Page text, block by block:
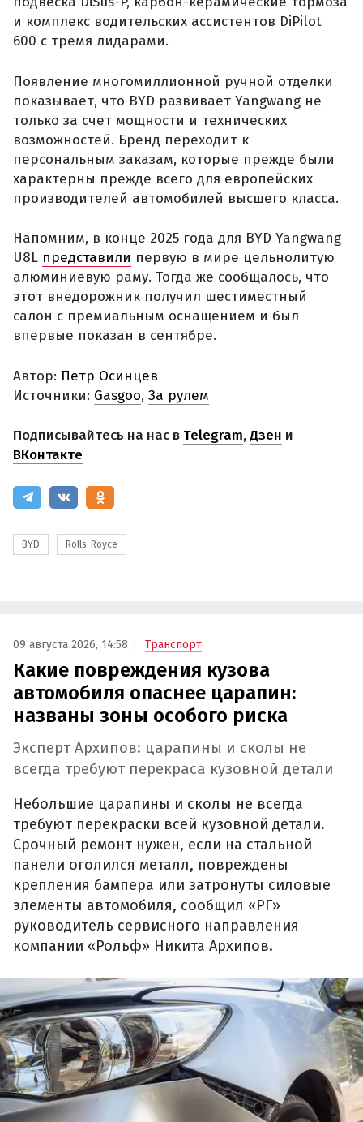
и комплекс водительских ассистентов DiPilot
600 с тремя лидарами.
Появление многомиллионной ручной отделки
показывает, что BYD развивает Yangwang не
только за счет мощности и технических
возможностей. Бренд переходит к
персональным заказам, которые прежде были
характерны прежде всего для европейских
производителей автомобилей высшего класса.
Напомним, в конце 2025 года для BYD Yangwang
U8L представили первую в мире цельнолитую
алюминиевую раму. Тогда же сообщалось, что
этот внедорожник получил шестиместный
салон с премиальным оснащением и был
впервые показан в сентябре.
Автор: Петр Осинцев
Источники: Gasgoo, За рулем
Подписывайтесь на нас в Telegram,Дзен и
ВКонтакте
BYD Rolls-Royce
09 августа 2026, 14:58 Транспорт
Какие повреждения кузова
автомобиля опаснее царапин:
названы зоны особого риска
Эксперт Архипов: царапины и сколы не
всегда требуют перекраса кузовной детали
Небольшие царапины и сколы не всегда
требуют перекраски всей кузовной детали.
Срочный ремонт нужен, если на стальной
панели оголился металл, повреждены
крепления бампера или затронуты силовые
элементы автомобиля, сообщил «РГ»
руководитель сервисного направления
компании «Рольф» Никита Архипов.